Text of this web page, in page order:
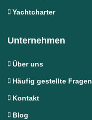
Yachtcharter
Unternehmen
Über uns
Häufig gestellte Fragen
Kontakt
Blog